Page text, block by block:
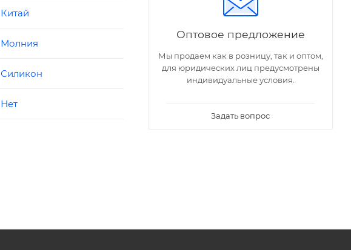
Китай
Молния
Силикон
Нет
Оптовое предложение
Мы продаем как в розницу, так и оптом,
для юридических лиц предусмотрены
индивидуальные условия.
Задать вопрос